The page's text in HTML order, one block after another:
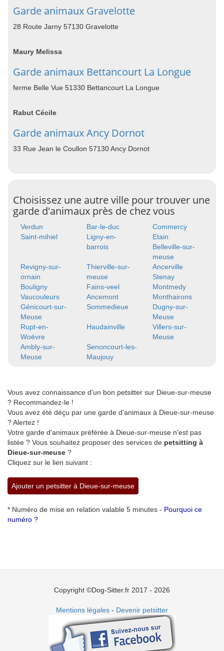
Garde animaux Gravelotte
28 Route Jarny 57130 Gravelotte
Maury Melissa
Garde animaux Bettancourt La Longue
ferme Belle Vue 51330 Bettancourt La Longue
Rabut Cécile
Garde animaux Ancy Dornot
33 Rue Jean le Coullon 57130 Ancy Dornot
Choisissez une autre ville pour trouver une
garde d'animaux près de chez vous
Verdun Bar-le-duc
Commercy
Saint-mihiel
Ligny-en-
barrois
Etain
Belleville-sur-
meuse
Revigny-sur-
ornain
Thierville-sur-
meuse
Ancerville
Stenay
Bouligny
Fains-veel
Montmedy
Vaucouleurs
Ancemont
Monthairons
Génicourt-sur-
Meuse
Sommedieue
Dugny-sur-
Meuse
Rupt-en-
Woëvre
Haudainville
Villers-sur-
Meuse
Ambly-sur-
Meuse
Senoncourt-les-
Maujouy
Vous avez connaissance d'un bon petsitter sur Dieue-sur-meuse
? Recommandez-le !
Vous avez été déçu par une garde d'animaux à Dieue-sur-meuse
? Alertez !
Votre garde d'animaux préférée à Dieue-sur-meuse n'est pas
listée ? Vous souhaitez proposer des services de petsitting à
Dieue-sur-meuse ?
Cliquez sur le lien suivant :
Ajouter un petsitter à Dieue-sur-meuse
* Numéro de mise en relation valable 5 minutes - Pourquoi ce
numéro ?
Copyright ©Dog-Sitter.fr 2017 - 2026
Mentions légales - Devenir petsitter